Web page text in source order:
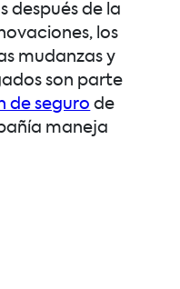
después de la
los
mudanzas y
son parte
de seguro de
maneja